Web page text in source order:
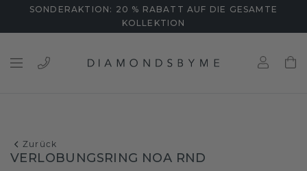
SONDERAKTION: 20 % RABATT AUF DIE GESAMTE
KOLLEKTION
Zurück
VERLOBUNGSRING NOA RND